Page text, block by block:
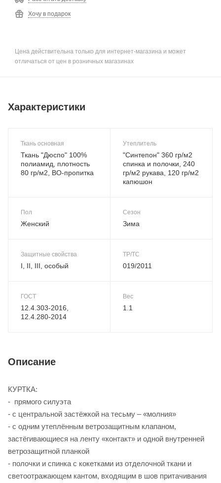
Хочу в подарок
Цена действительна только для интернет-магазина и может
отличаться от цен в розничных магазинах
Характеристики
Ткань основная
Ткань "Дюспо" 100%
полиамид, плотность
80 гр/м2, ВО-пропитка
Утеплитель
"Синтепон" 360 гр/м2
спинка и полочки, 240
гр/м2 рукава, 120 гр/м2
капюшон
Пол
Женский
Сезон
Зима
Защитные свойства
I, II, III, особый
ТР/ТС
019/2011
ГОСТ
12.4.303-2016,
12.4.280-2014
Вес
1.1
Описание
КУРТКА:
- прямого силуэта
- с центральной застёжкой на тесьму – «молния»
- с одним утеплённым ветрозащитным клапаном,
застёгивающиеся на ленту «контакт» и одной внутренней
ветрозащитной планкой
- полочки и спинка с кокетками из отделочной ткани и
светоотражающем кантом, входящим в шов притачивания